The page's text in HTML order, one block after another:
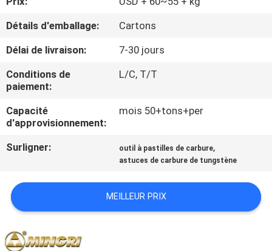
CONTRÔLE
DE
QUALITÉ
CONTACTEZ-
NOUS
NOUVELLES
DEMANDEZ
CITATION
Détails d'emballage:
Cartons
Délai de livraison:
7-30 jours
Conditions de
paiement:
L/C, T/T
Capacité
d'approvisionnement:
mois 50+tons+per
Surligner: outil à pastilles de carbure,
astuces de carbure de tungstène
MEILLEUR PRIX